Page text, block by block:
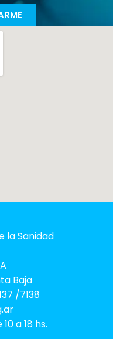
la Sanidad
Baja
/7138
a 18 hs.